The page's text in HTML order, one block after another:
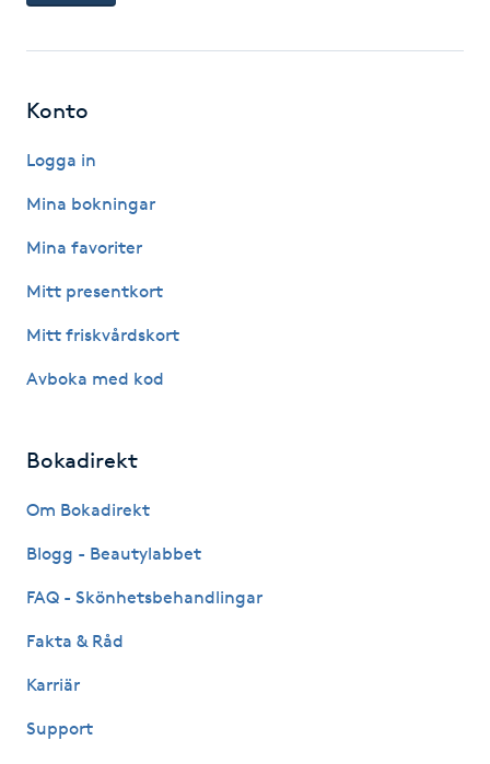
Hyaluronsyra
Hyperhidros
Hårborttagning
Hårbottenbehandling
Hårvård
Hälsprickor
Idrottsmassage
IPL
Konto
Logga in
Mina bokningar
Mina favoriter
Mitt presentkort
Mitt friskvårdskort
Avboka med kod
Bokadirekt
Om Bokadirekt
Blogg - Beautylabbet
FAQ - Skönhetsbehandlingar
Fakta & Råd
Karriär
Support